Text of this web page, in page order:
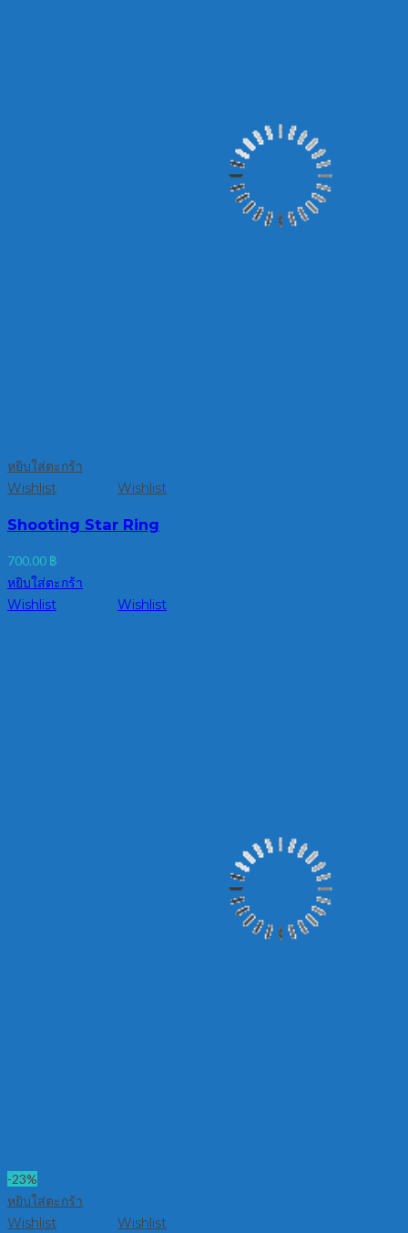
หยิบใส่ตะกร้า
Wishlist
Wishlist
Shooting Star Ring
700.00 ฿
หยิบใส่ตะกร้า
Wishlist
Wishlist
-23%
หยิบใส่ตะกร้า
Wishlist
Wishlist